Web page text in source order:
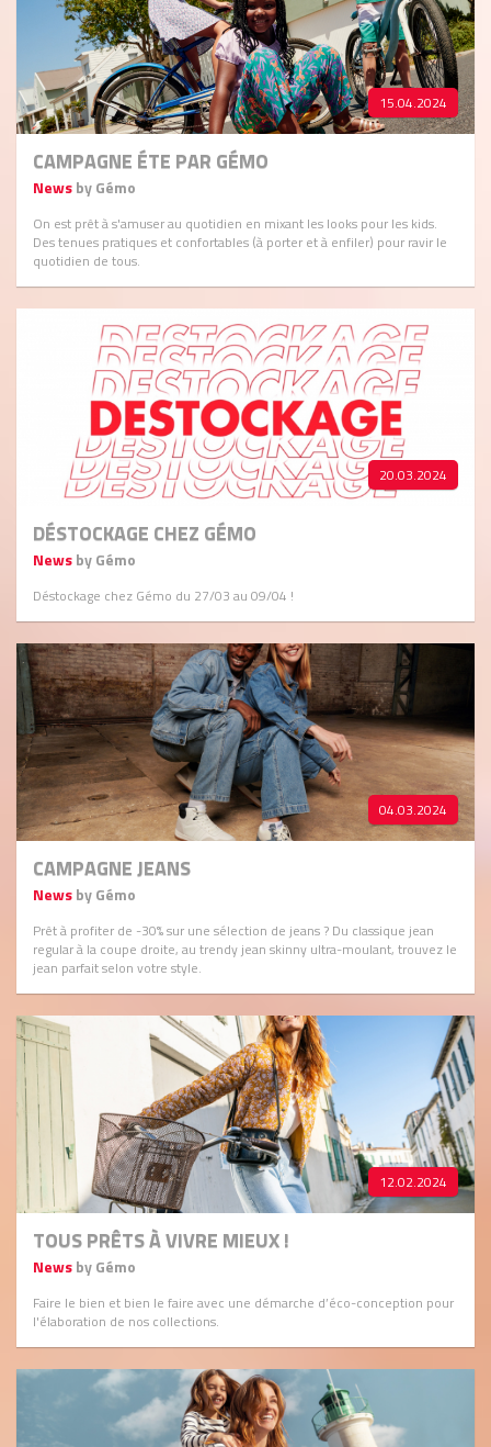
15.04.2024
CAMPAGNE ÉTE PAR GÉMO
Newsby Gémo
On est prêt à s'amuser au quotidien en mixant les looks pour les kids.
Des tenues pratiques et confortables (à porter et à enfiler) pour ravir le
quotidien de tous.
20.03.2024
DÉSTOCKAGE CHEZ GÉMO
Newsby Gémo
Déstockage chez Gémo du 27/03 au 09/04 !
04.03.2024
CAMPAGNE JEANS
Newsby Gémo
Prêt à profiter de -30% sur une sélection de jeans ? Du classique jean
regular à la coupe droite, au trendy jean skinny ultra-moulant, trouvez le
jean parfait selon votre style.
12.02.2024
TOUS PRÊTS À VIVRE MIEUX !
Newsby Gémo
Faire le bien et bien le faire avec une démarche d’éco-conception pour
l'élaboration de nos collections.